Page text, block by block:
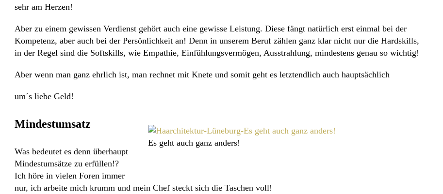
sehr am Herzen!
Aber zu einem gewissen Verdienst gehört auch eine gewisse Leistung. Diese fängt natürlich erst einmal bei der
Kompetenz, aber auch bei der Persönlichkeit an! Denn in unserem Beruf zählen ganz klar nicht nur die Hardskills,
in der Regel sind die Softskills, wie Empathie, Einfühlungsvermögen, Ausstrahlung, mindestens genau so wichtig!
Aber wenn man ganz ehrlich ist, man rechnet mit Knete und somit geht es letztendlich auch hauptsächlich
um´s liebe Geld!
Es geht auch ganz anders!
Mindestumsatz
Was bedeutet es denn überhaupt
Mindestumsätze zu erfüllen!?
Ich höre in vielen Foren immer
nur, ich arbeite mich krumm und mein Chef steckt sich die Taschen voll!